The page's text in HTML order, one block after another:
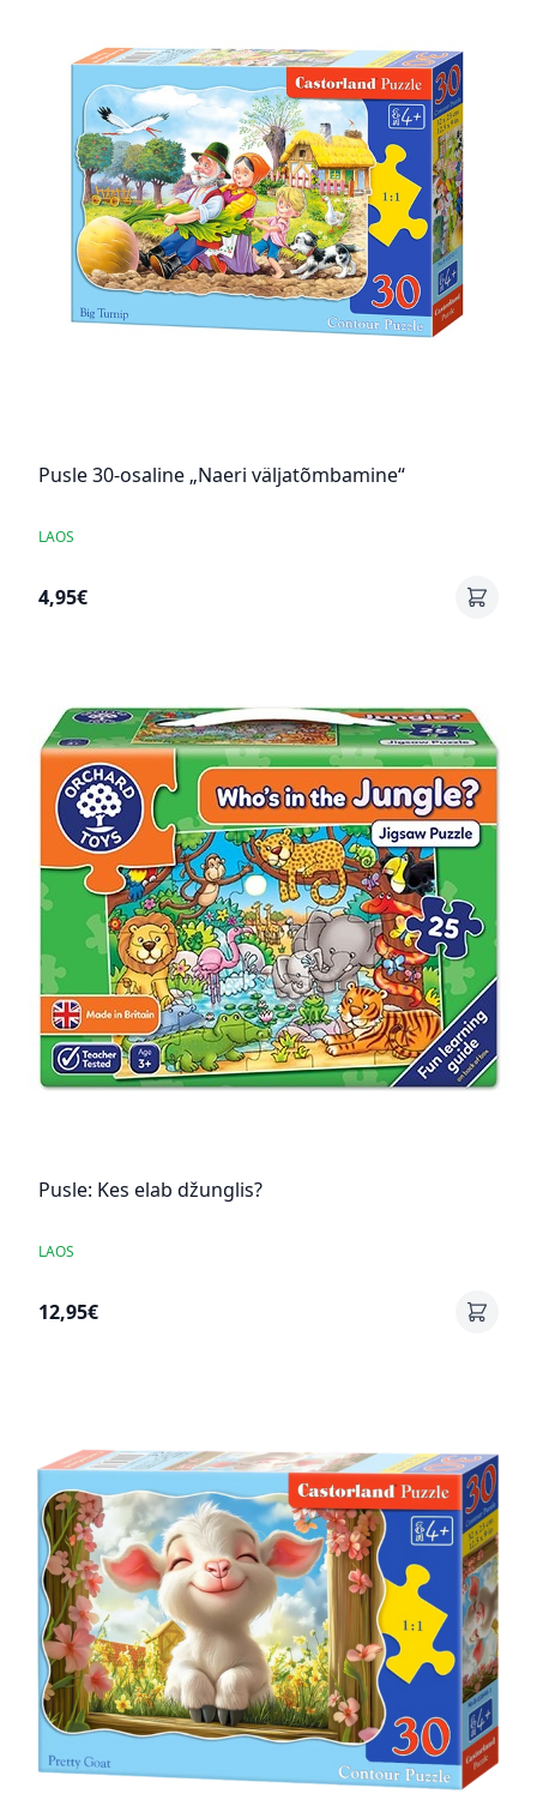
Pusle 30-osaline „Naeri väljatõmbamine“
LAOS
4,95€
Pusle: Kes elab džunglis?
LAOS
12,95€